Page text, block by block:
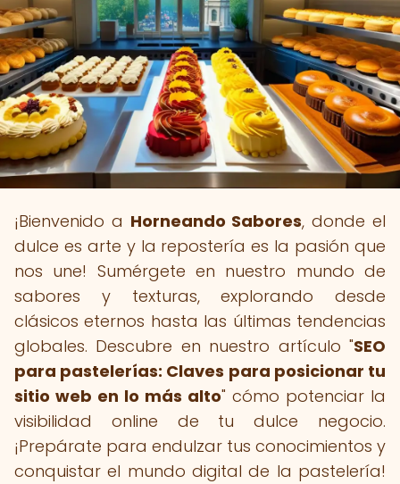
¡Bienvenido a Horneando Sabores, donde el
dulce es arte y la repostería es la pasión que
nos une! Sumérgete en nuestro mundo de
sabores y texturas, explorando desde
clásicos eternos hasta las últimas tendencias
globales. Descubre en nuestro artículo "SEO
para pastelerías: Claves para posicionar tu
sitio web en lo más alto" cómo potenciar la
visibilidad online de tu dulce negocio.
¡Prepárate para endulzar tus conocimientos y
conquistar el mundo digital de la pastelería!